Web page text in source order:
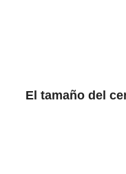
El tamaño del